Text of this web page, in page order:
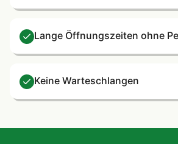
Lange Öffnungszeiten ohne
Keine Warteschlangen